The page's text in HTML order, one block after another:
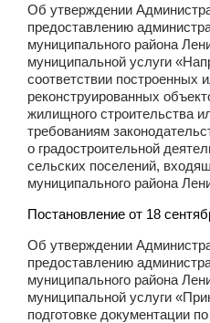
Об утверждении
предоставлению
муниципального района
муниципальной услуги
соответствии построенных
реконструированных
жилищного строительства
требованиям
о градостроительной
сельских поселений,
муниципального района
Постановление от 18
Об утверждении
предоставлению
муниципального района
муниципальной услуги
подготовке документации